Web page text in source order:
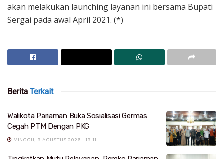
akan melakukan launching layanan ini bersama Bupati
Sergai pada awal April 2021. (*)
Berita Terkait
Walikota Pariaman Buka Sosialisasi Germas
Cegah PTM Dengan PKG
MINGGU, 9 AGUSTUS 2026 | 19:11